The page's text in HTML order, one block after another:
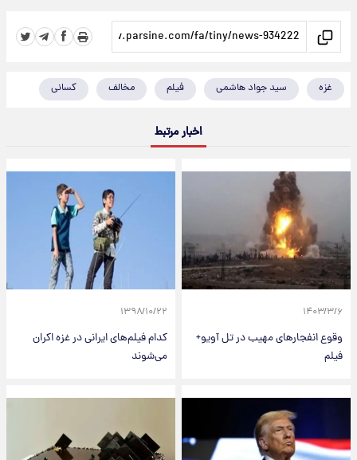
غزه سید جواد هاشمی فیلم مخالف کسانی
اخبار مرتبط
۱۴۰۳/۳/۶
وقوع انفجارهای مهیب در تل آویو+
فیلم
۱۳۹۸/۱۰/۲۲
کدام فیلم‌های ایرانی در غزه اکران
می‌شوند